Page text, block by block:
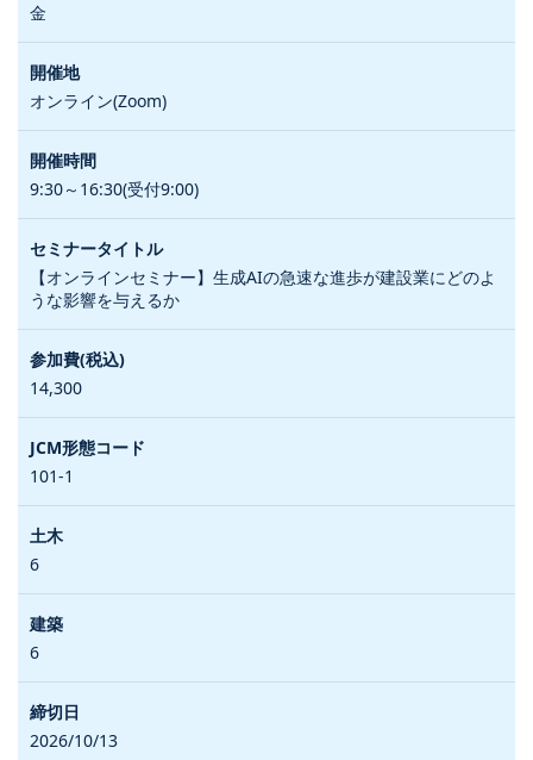
金
オンライン(Zoom)
9:30～16:30(受付9:00)
【オンラインセミナー】生成AIの急速な進歩が建設業にどのよ
うな影響を与えるか
14,300
101-1
6
6
2026/10/13